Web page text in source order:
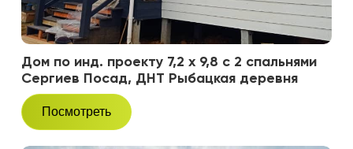
Дом по инд. проекту 7,2 х 9,8 с 2 спальнями
Сергиев Посад, ДНТ Рыбацкая деревня
Посмотреть